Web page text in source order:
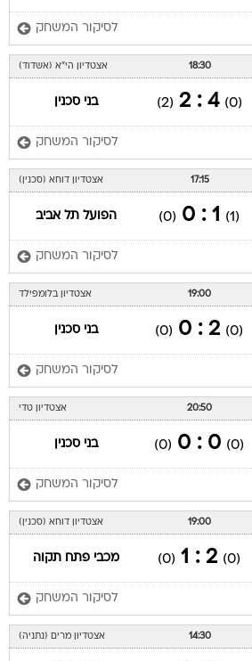
לסיקור המשחק
18:30 אצטדיון הי"א (אשדוד)
(0)
4 : 2
(2) בני סכנין
לסיקור המשחק
17:15 אצטדיון דוחא (סכנין)
(1)
1 : 0
(0) הפועל תל אביב
לסיקור המשחק
19:00 אצטדיון בלומפילד
(0)
2 : 0
(0) בני סכנין
לסיקור המשחק
20:50 אצטדיון טדי
(0)
0 : 0
(0) בני סכנין
לסיקור המשחק
19:00 אצטדיון דוחא (סכנין)
(0)
2 : 1
(0) מכבי פתח תקוה
לסיקור המשחק
14:30 אצטדיון מרים (נתניה)